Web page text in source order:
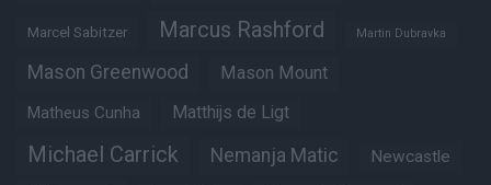
Marcel Sabitzer Marcus Rashford Martin Dubravka
Mason Greenwood Mason Mount
Matheus Cunha Matthijs de Ligt
Michael Carrick Nemanja Matic Newcastle